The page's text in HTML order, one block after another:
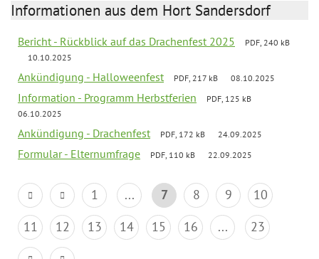
Informationen aus dem Hort Sandersdorf
Bericht - Rückblick auf das Drachenfest 2025
PDF, 240 kB
10.10.2025
Ankündigung - Halloweenfest PDF, 217 kB 08.10.2025
Information - Programm Herbstferien
PDF, 125 kB
06.10.2025
Ankündigung - Drachenfest PDF, 172 kB 24.09.2025
Formular - Elternumfrage PDF, 110 kB 22.09.2025
1 ... 7 8 9
10
11
12 13 14 15 16 ... 23